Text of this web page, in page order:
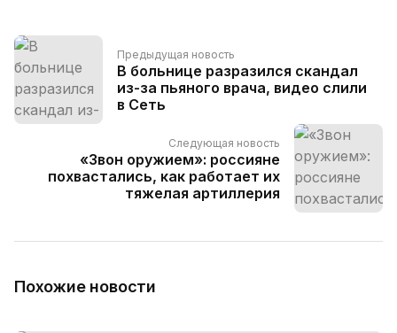
Предыдущая новость
В больнице разразился скандал
из-за пьяного врача, видео слили
в Сеть
Следующая новость
«Звон оружием»: россияне
похвастались, как работает их
тяжелая артиллерия
Похожие новости